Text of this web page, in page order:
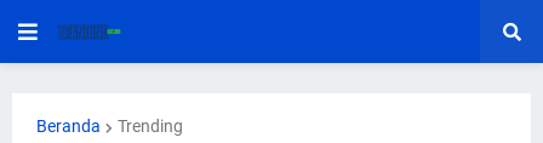
Beranda Trending